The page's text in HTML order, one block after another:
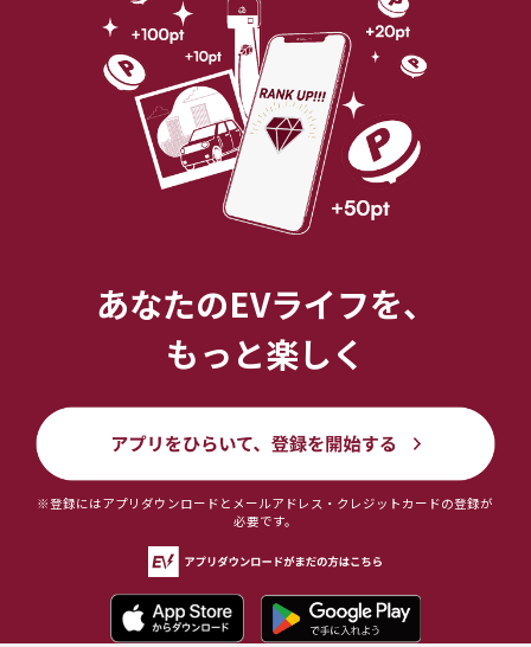
す。シーズン終了後（2027年4月1日以降）はリ
セットされ、次シーズンへ持ち越すことはできま
せん。
参加登録には下記の手順が必要です。
1. EV充電エネチェンジアプリをダウンロードす
・AppStore：
https://apps.apple.com/jp/app/id911721775
・Google Play：
https://play.google.com/store/apps/details?
id=net.evsmart
2. ログインして必要情報を入力する
・アプリを起動し、ログイン登録を行ってくださ
・ログイン後、画面右下の「マイページ」から
メールアドレス・クレジットカードの登録を行
あなたのEVライフを、
もっと楽しく
※登録にはアプリダウンロードとメールアドレス・クレジットカードの登録が
必要です。